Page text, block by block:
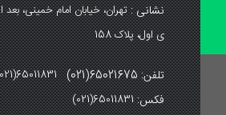
نشانی :تهران، خیابان امام خمینی،
ی اول، پلاک 158
تلفن: 65021675(021)
فکس:(021)65011831